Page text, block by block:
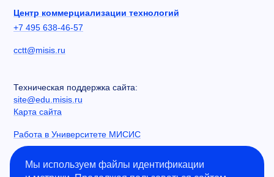
Центр коммерциализации технологий
+7 495 638-46-57
cctt@misis.ru
Техническая поддержка сайта:
site@edu.misis.ru
Карта сайта
Работа в Университете МИСИС
Мы используем файлы идентификации